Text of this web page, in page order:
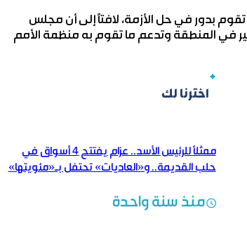
بدور في حل الأزمة، لافتاً إلى أن مجلس
في المنطقة وتدعم ما تقوم به منظمة الأمم
اخترنا لك
ممثلاً للرئيس الأسد.. عزام يفتتح 4 أسواق في
حلب القديمة.. و«العاديات» تحتفل بـ«مئويتها»
منذ سنة واحدة